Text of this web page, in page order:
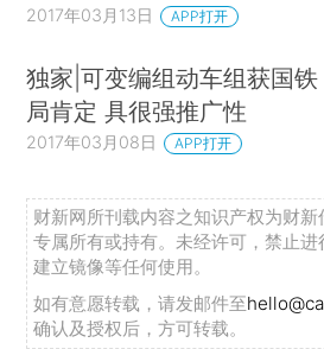
2017年03月13日 APP打开
独家|可变编组动车组获国铁
局肯定 具很强推广性
2017年03月08日 APP打开
财新网所刊载内容之知识产权为财
专属所有或持有。未经许可，禁止进
建立镜像等任何使用。
如有意愿转载，请发邮件至
确认及授权后，方可转载。